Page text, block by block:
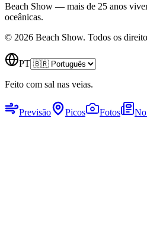
Beach Show — mais de 25 anos
oceânicas.
© 2026 Beach Show. Todos os
PT
Feito com sal nas veias.
Previsão Picos Fotos